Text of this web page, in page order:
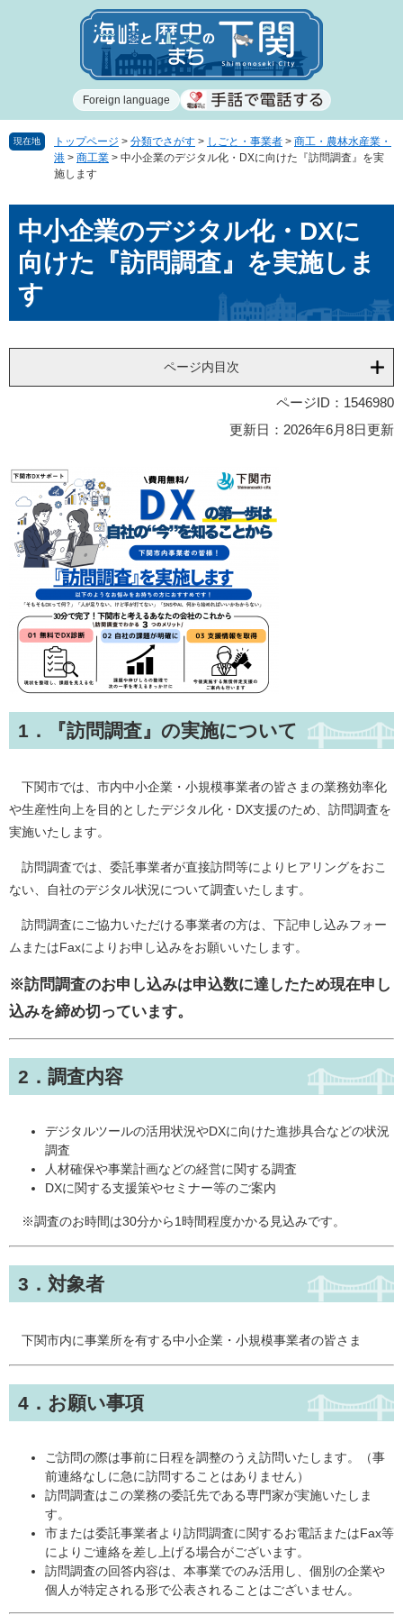
で
ば
Foreign language
現在地 トップページ > 分類でさがす > しごと・事業者 > 商工・農林水産業・
港 > 商工業 > 中小企業のデジタル化・DXに向けた『訪問調査』を実
施します
文中小企業のデジタル化・DXに
向けた『訪問調査』を実施しま
す
ページ内目次
ページID：1546980
更新日：2026年6月8日更新
1．『訪問調査』の実施について
下関市では、市内中小企業・小規模事業者の皆さまの業務効率化
や生産性向上を目的としたデジタル化・DX支援のため、訪問調査を
実施いたします。
訪問調査では、委託事業者が直接訪問等によりヒアリングをおこ
ない、自社のデジタル状況について調査いたします。
訪問調査にご協力いただける事業者の方は、下記申し込みフォー
ムまたはFaxによりお申し込みをお願いいたします。
※訪問調査のお申し込みは申込数に達したため現在申し
込みを締め切っています。
2．調査内容
デジタルツールの活用状況やDXに向けた進捗具合などの状況
調査
人材確保や事業計画などの経営に関する調査
DXに関する支援策やセミナー等のご案内
※調査のお時間は30分から1時間程度かかる見込みです。
3．対象者
下関市内に事業所を有する中小企業・小規模事業者の皆さま
4．お願い事項
ご訪問の際は事前に日程を調整のうえ訪問いたします。（事
前連絡なしに急に訪問することはありません）
訪問調査はこの業務の委託先である専門家が実施いたしま
す。
市または委託事業者より訪問調査に関するお電話またはFax等
によりご連絡を差し上げる場合がございます。
訪問調査の回答内容は、本事業でのみ活用し、個別の企業や
個人が特定される形で公表されることはございません。